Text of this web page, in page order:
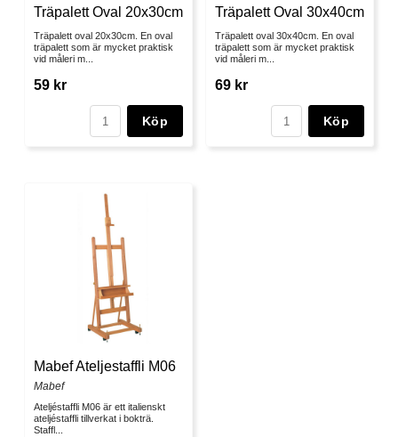
Träpalett Oval 20x30cm
Träpalett oval 20x30cm. En oval
träpalett som är mycket praktisk
vid måleri m...
59 kr
Köp
Träpalett Oval 30x40cm
Träpalett oval 30x40cm. En oval
träpalett som är mycket praktisk
vid måleri m...
69 kr
Köp
Mabef Ateljestaffli M06
Mabef
Ateljéstaffli M06 är ett italienskt
ateljéstaffli tillverkat i bokträ.
Staffl...